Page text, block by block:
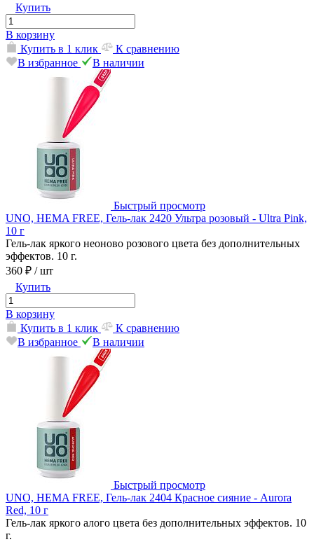
Купить
В корзину
Купить в 1 клик
К сравнению
В избранное
В наличии
Быстрый просмотр
UNO, HEMA FREE, Гель-лак 2420 Ультра розовый - Ultra Pink,
10 г
Гель-лак яркого неоново розового цвета без дополнительных
эффектов. 10 г.
360 ₽ / шт
Купить
В корзину
Купить в 1 клик
К сравнению
В избранное
В наличии
Быстрый просмотр
UNO, HEMA FREE, Гель-лак 2404 Красное сияние - Aurora
Red, 10 г
Гель-лак яркого алого цвета без дополнительных эффектов. 10
г.